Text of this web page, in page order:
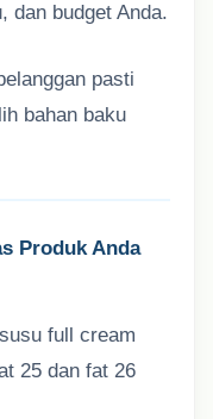
dan budget Anda.
pasti
bahan baku
Produk Anda
full cream
25 dan fat 26